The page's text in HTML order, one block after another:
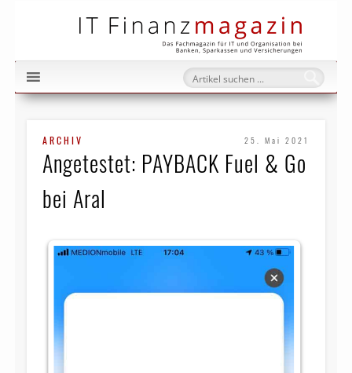
ARCHIV 25. Mai 2021
Angetestet: PAYBACK Fuel & Go
bei Aral